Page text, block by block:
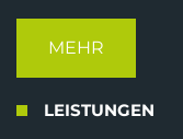
MEHR
LEISTUNGEN